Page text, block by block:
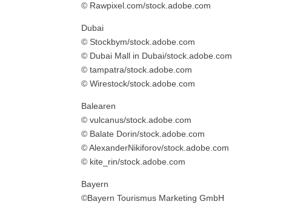
© Rawpixel.com/stock.adobe.com
Dubai
© Stockbym/stock.adobe.com
© Dubai Mall in Dubai/stock.adobe.com
© tampatra/stock.adobe.com
© Wirestock/stock.adobe.com
Balearen
© vulcanus/stock.adobe.com
© Balate Dorin/stock.adobe.com
© AlexanderNikiforov/stock.adobe.com
© kite_rin/stock.adobe.com
Bayern
©Bayern Tourismus Marketing GmbH